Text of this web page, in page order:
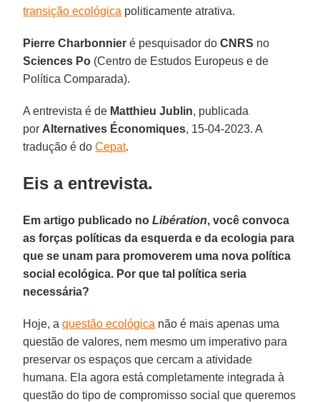
transição ecológica politicamente atrativa.
Pierre Charbonnier é pesquisador doCNRS no
Sciences Po (Centro de Estudos Europeus e de
Política Comparada).
A entrevista é de Matthieu Jublin, publicada
por Alternatives Économiques, 15-04-2023. A
tradução é doCepat.
Eis a entrevista.
Em artigo publicado noLibération, você convoca
as forças políticas da esquerda e da ecologia para
que se unam para promoverem uma nova política
social ecológica. Por que tal política seria
necessária?
Hoje, aquestão ecológica não é mais apenas uma
questão de valores, nem mesmo um imperativo para
preservar os espaços que cercam a atividade
humana. Ela agora está completamente integrada à
questão do tipo de compromisso social que queremos